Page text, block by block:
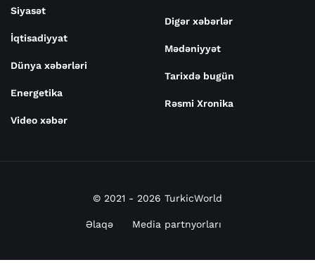
Siyasət
İqtisadiyyat
Dünya xəbərləri
Energetika
Video xəbər
Digər xəbərlər
Mədəniyyət
Tarixdə bugün
Rəsmi Xronika
© 2021 - 2026 TurkicWorld
Əlaqə Media partnyorları